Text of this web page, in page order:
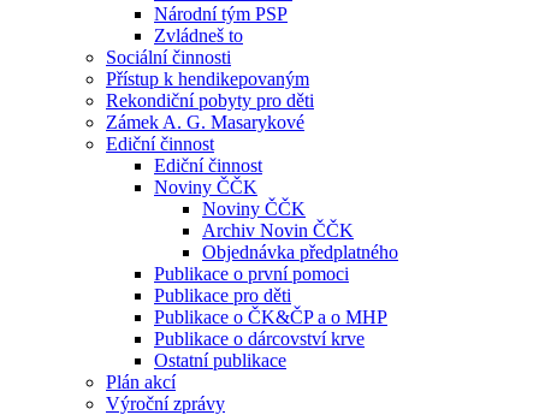
Národní tým PSP
Zvládneš to
Sociální činnosti
Přístup k hendikepovaným
Rekondiční pobyty pro děti
Zámek A. G. Masarykové
Ediční činnost
Ediční činnost
Noviny ČČK
Noviny ČČK
Archiv Novin ČČK
Objednávka předplatného
Publikace o první pomoci
Publikace pro děti
Publikace o ČK&ČP a o MHP
Publikace o dárcovství krve
Ostatní publikace
Plán akcí
Výroční zprávy